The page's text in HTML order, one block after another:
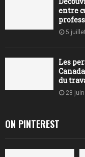
entre
5
Les
du
28
ON PINTEREST